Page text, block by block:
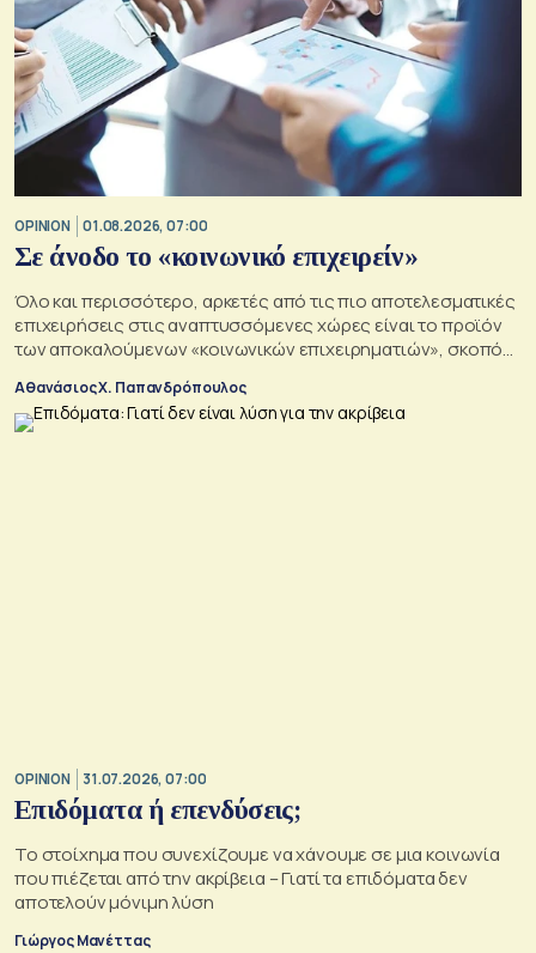
OPINION 01.08.2026, 07:00
Σε άνοδο το «κοινωνικό επιχειρείν»
Όλο και περισσότερο, αρκετές από τις πιο αποτελεσματικές
επιχειρήσεις στις αναπτυσσόμενες χώρες είναι το προϊόν
των αποκαλούμενων «κοινωνικών επιχειρηματιών», σκοπός
σε μια εποχή σοβαρών διαρθρωτικών μετασχηματισμών και
συνακόλουθης αβεβαιότητας
Αθανάσιος Χ. Παπανδρόπουλος
OPINION 31.07.2026, 07:00
Επιδόματα ή επενδύσεις;
Το στοίχημα που συνεχίζουμε να χάνουμε σε μια κοινωνία
που πιέζεται από την ακρίβεια – Γιατί τα επιδόματα δεν
αποτελούν μόνιμη λύση
Γιώργος Μανέττας